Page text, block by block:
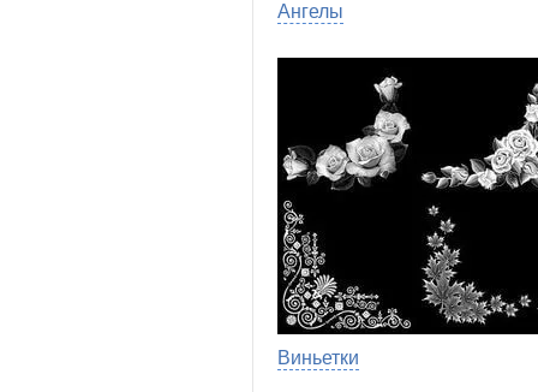
Ангелы
Виньетки